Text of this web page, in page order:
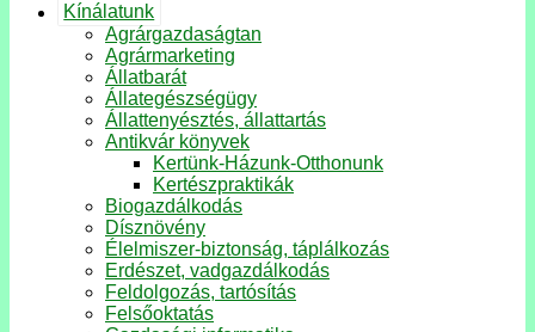
Kínálatunk
Agrárgazdaságtan
Agrármarketing
Állatbarát
Állategészségügy
Állattenyésztés, állattartás
Antikvár könyvek
Kertünk-Házunk-Otthonunk
Kertészpraktikák
Biogazdálkodás
Dísznövény
Élelmiszer-biztonság, táplálkozás
Erdészet, vadgazdálkodás
Feldolgozás, tartósítás
Felsőoktatás